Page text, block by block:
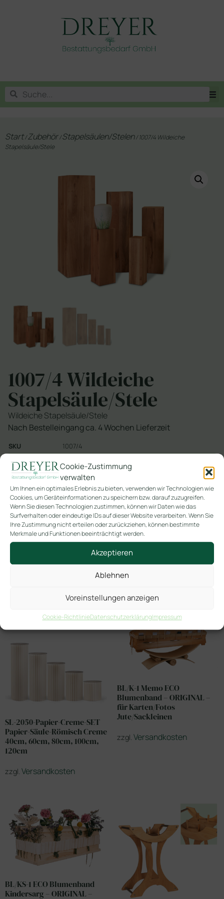
Cookie-Zustimmung
verwalten
Um Ihnen ein optimales Erlebnis zu bieten, verwenden wir Technologien wie
Cookies, um Geräteinformationen zu speichern bzw. darauf zuzugreifen.
Wenn Sie diesen Technologien zustimmen, können wir Daten wie das
Surfverhalten oder eindeutige IDs auf dieser Website verarbeiten. Wenn Sie
Ihre Zustimmung nicht erteilen oder zurückziehen, können bestimmte
Merkmale und Funktionen beeinträchtigt werden.
Akzeptieren
Ablehnen
Voreinstellungen anzeigen
Cookie-RichtlinieDatenschutzerklärungImpressum
Start/Zubehör/Stapelsäulen/Stelen/ 1007/4 Wildeiche
Stapelsäule/Stele
1007/4 Wildeiche
Stapelsäule/Stele
Wildeiche Stapelsäule/Stele
Nach Bestelleingang ca. 4 Wochen Lieferzeit
SKU
1007/4
Kategorien
Zubehör Stapelsäulen/Stelen
Verfügbar bei Nachbestellung
In den Warenkorb
Ähnliche Produkte
SL-2050-Papier-Creme-SET
Papier-Säule-Römisch Creme
40cm, 60cm, 80cm, 100cm,
120cm
zzgl. Versandkosten
BL/K-1 Memo ECO
Blumenband – ORIGINAL –
für Karten/Fotos
Jute/Sackleinen
zzgl. Versandkosten
BL/KS-1 ECO Blumenband
Kindersarg – ORIGINAL –